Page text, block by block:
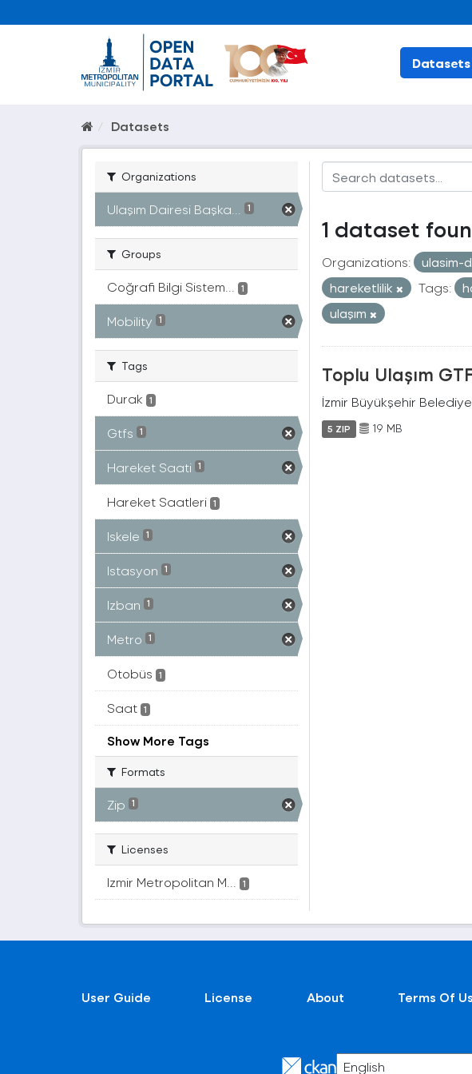
Datasets
Datasets
Organizations
Ulaşım Dairesi Başka... 1
Groups
Coğrafi Bilgi Sistem... 1
Mobility 1
Tags
Durak 1
Gtfs 1
Hareket Saati 1
Hareket Saatleri 1
Iskele 1
Istasyon 1
Izban 1
Metro 1
Otobüs 1
Saat 1
Show More Tags
Formats
Zip 1
Licenses
Izmir Metropolitan M... 1
1 dataset
Organizations: ulasim-
hareketlilik
Tags:
ulaşım
Toplu Ulaşım
İzmir Büyükşehir
5 ZIP 19 MB
User Guide License About Terms Of